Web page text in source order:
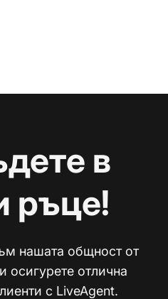
в
ръце!
нашата общност от
осигурете отлична
с LiveAgent.